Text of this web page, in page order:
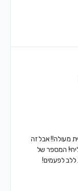
אנגלית מעולה!! אבל זה
המספר של